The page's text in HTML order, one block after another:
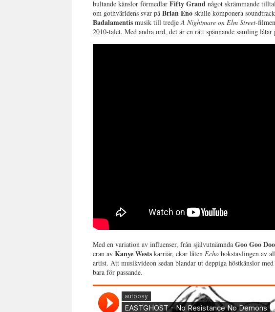
bultande känslor förmedlarFifty Grand något skrämmande
om gothvärldens svar påBrian Eno skulle komponera
Badalamentismusik till tredjeA Nightmare on Elm Street-
2010-talet. Med andra ord, det är en rätt spännande samling låtar
Med en variation av influenser, från självutnämndaGoo Goo
eran avKanye Wests karriär, ekar låtenEcho bokstavlingen av
artist. Att musikvideon sedan blandar ut deppiga höstkänslor
bara för passande.